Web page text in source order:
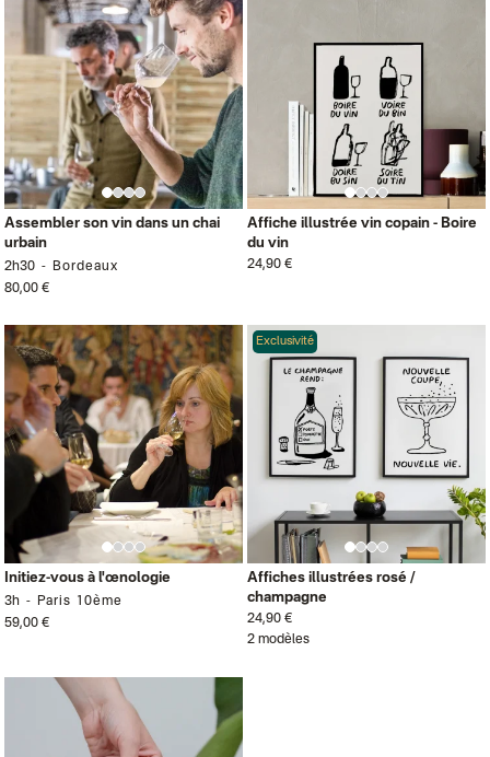
Assembler son vin dans un chai
urbain
2h30
Bordeaux
80,00 €
Affiche illustrée vin copain - Boire
du vin
24,90 €
Initiez-vous à l'œnologie
3h
Paris 10ème
59,00 €
Exclusivité
Affiches illustrées rosé /
champagne
24,90 €
2 modèles